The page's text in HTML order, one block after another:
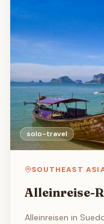
solo-travel
SOUTHEAST
Alleinreise-
Alleinreisen in